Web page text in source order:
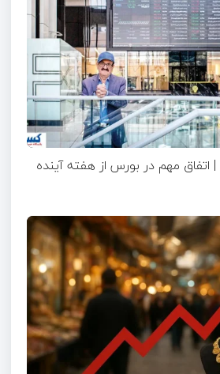
اتفاق مهم در بورس از هفته آینده